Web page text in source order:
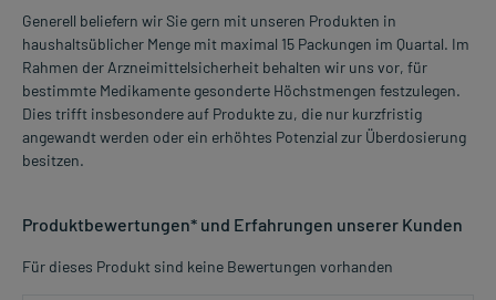
Generell beliefern wir Sie gern mit unseren Produkten in
haushaltsüblicher Menge mit maximal 15 Packungen im Quartal. Im
Rahmen der Arzneimittelsicherheit behalten wir uns vor, für
bestimmte Medikamente gesonderte Höchstmengen festzulegen.
Dies trifft insbesondere auf Produkte zu, die nur kurzfristig
angewandt werden oder ein erhöhtes Potenzial zur Überdosierung
besitzen.
Produktbewertungen* und Erfahrungen unserer Kunden
Für dieses Produkt sind keine Bewertungen vorhanden